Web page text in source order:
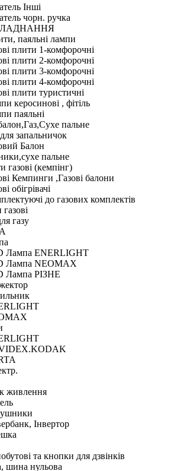
Інші
чорн. ручка
паяльні лампи
плити 1-комфорочні
плити 2-комфорочні
плити 3-комфорочні
плити 4-комфорочні
плити туристичні
керосинові , фітіль
паяльні
пальне
запальничок
Балон
пальне
газові (кемпінг)
Кемпинги ,Газові балони
обігрівачі
до газових комплектів
газу
Лампа ENERLIGHT
Лампа NEOMAX
Лампа РІЗНЕ
живлення
Інвертор
та кнопки для дзвінків
шина нульова